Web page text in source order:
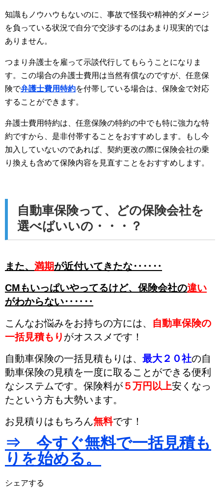
知識もノウハウもないのに、事故で怪我や精神的ダメージ
を負っている状況で自分で交渉するのはあまり現実的では
ありません。
つまり弁護士を雇って示談代行してもらうことになりま
す。この場合の弁護士費用は当然有償なのですが、任意保
険で弁護士費用特約を付帯している場合は、保険金で対応
することができます。
弁護士費用特約は、任意保険の特約の中でも特に強力な特
約ですから、是非付帯することをおすすめします。もし今
加入していないのであれば、契約更改の際に保険会社の乗
り換えも含めて保険内容を見直すことをおすすめします。
自動車保険って、どの保険会社を
選べばいいの・・・？
また、 満期が近付いてきたな‥‥‥
CMもいっぱいやってるけど、保険会社の違い
がわからない‥‥‥
こんなお悩みをお持ちの方には、 自動車保険の
一括見積もり がオススメです！
自動車保険の一括見積もりは、 最大２０社の自
動車保険の見積を一度に取ることができる便利
なシステムです。 保険料が ５万円以上安くなっ
た という方も大勢います。
お見積りはもちろん無料です！
⇒ 今すぐ無料で一括見積も
りを始める。
シェアする